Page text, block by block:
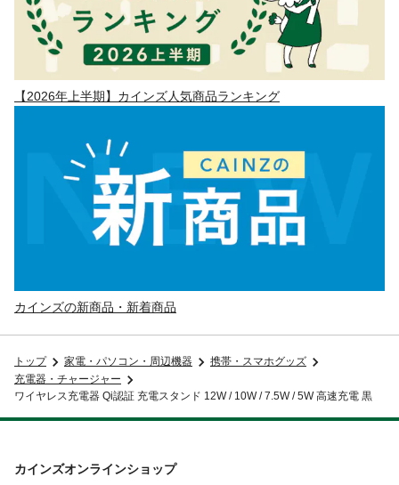
【2026年上半期】カインズ人気商品ランキング
カインズの新商品・新着商品
トップ 家電・パソコン・周辺機器
携帯・スマホグッズ
充電器・チャージャー
ワイヤレス充電器 Qi認証 充電スタンド 12W / 10W / 7.5W / 5W 高速充電 黒
カインズオンラインショップ